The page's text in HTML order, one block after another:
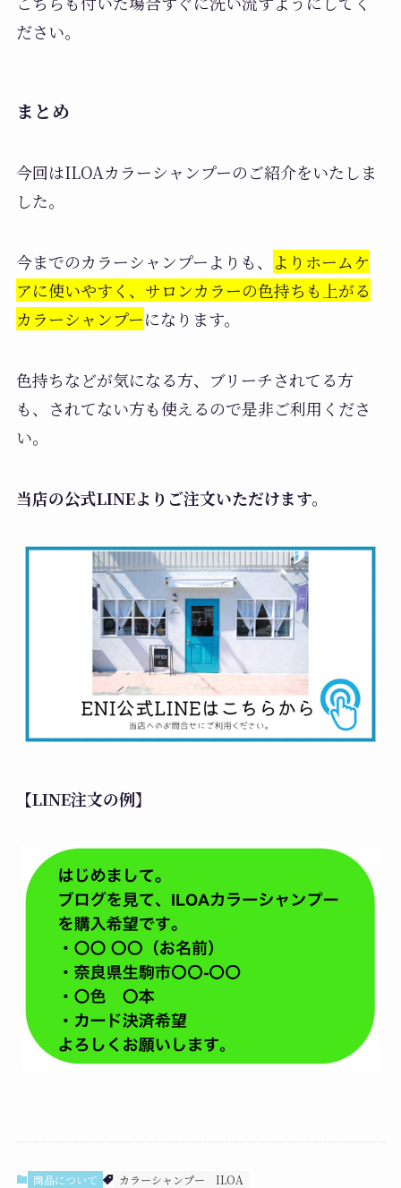
ださい。
まとめ
今回はILOAカラーシャンプーのご紹介をいたしま
した。
今までのカラーシャンプーよりも、
よりホームケ
アに使いやすく、サロンカラーの色持ちも上がる
カラーシャンプーになります。
色持ちなどが気になる方、ブリーチされてる方
も、されてない方も使えるので是非ご利用くださ
い。
当店の公式LINEよりご注文いただけます。
【LINE注文の例】
商品について カラーシャンプー ILOA